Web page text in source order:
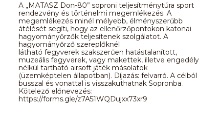
A „MATASZ Don-80” soproni teljesítménytúra sport
rendezvény és történelmi megemlékezés. A
megemlékezés minél mélyebb, élményszerűbb
átélését segíti, hogy az ellenőrzőpontokon katonai
hagyományőrzők teljesítenek szolgálatot. A
hagyományőrző szereplőknél
látható fegyverek szakszerűen hatástalanított,
muzeális fegyverek, vagy makettek, illetve engedély
nélkül tartható airsoft játék másolatok
(üzemképtelen állapotban). Díjazás: felvarró. A célból
busszal és vonattal is visszakuthatnak Sopronba.
Kötelező előnevezés:
https://forms.gle/z7A51WQDujxx73xr9